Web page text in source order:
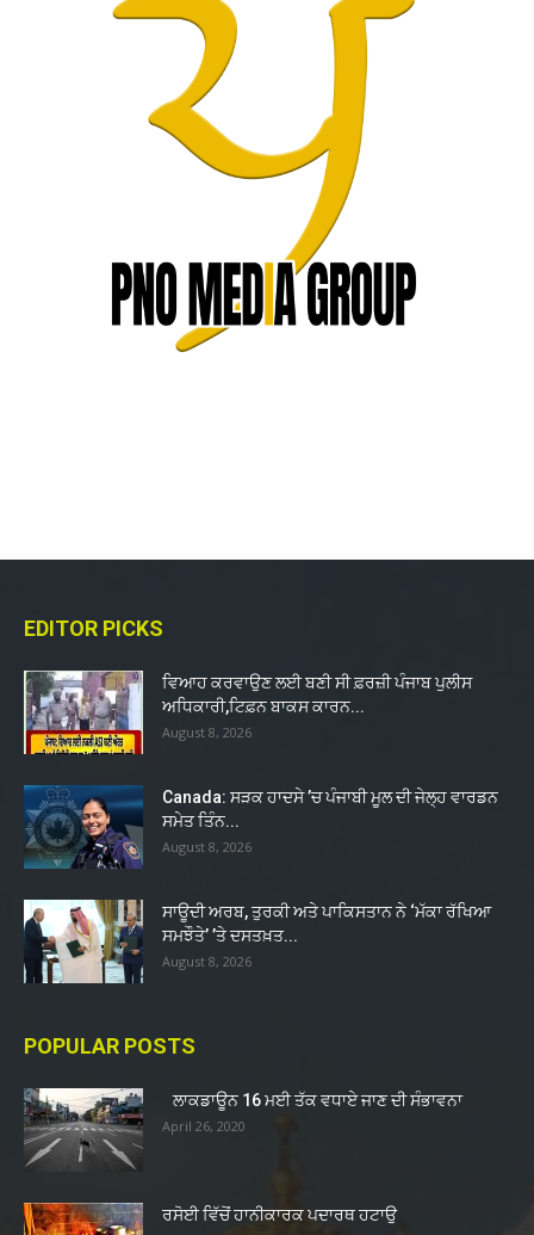
EDITOR PICKS
ਵਿਆਹ ਕਰਵਾਉਣ ਲਈ ਬਣੀ ਸੀ ਫ਼ਰਜ਼ੀ ਪੰਜਾਬ ਪੁਲੀਸ
ਅਧਿਕਾਰੀ,ਟਿਫ਼ਨ ਬਾਕਸ ਕਾਰਨ...
August 8, 2026
Canada: ਸੜਕ ਹਾਦਸੇ ’ਚ ਪੰਜਾਬੀ ਮੂਲ ਦੀ ਜੇਲ੍ਹ ਵਾਰਡਨ
ਸਮੇਤ ਤਿੰਨ...
August 8, 2026
ਸਾਊਦੀ ਅਰਬ, ਤੁਰਕੀ ਅਤੇ ਪਾਕਿਸਤਾਨ ਨੇ ‘ਮੱਕਾ ਰੱਖਿਆ
ਸਮਝੌਤੇ’ ’ਤੇ ਦਸਤਖ਼ਤ...
August 8, 2026
POPULAR POSTS
ਲਾਕਡਾਊਨ 16 ਮਈ ਤੱਕ ਵਧਾਏ ਜਾਣ ਦੀ ਸੰਭਾਵਨਾ
April 26, 2020
ਰਸੋਈ ਵਿੱਚੋਂ ਹਾਨੀਕਾਰਕ ਪਦਾਰਥ ਹਟਾਉ